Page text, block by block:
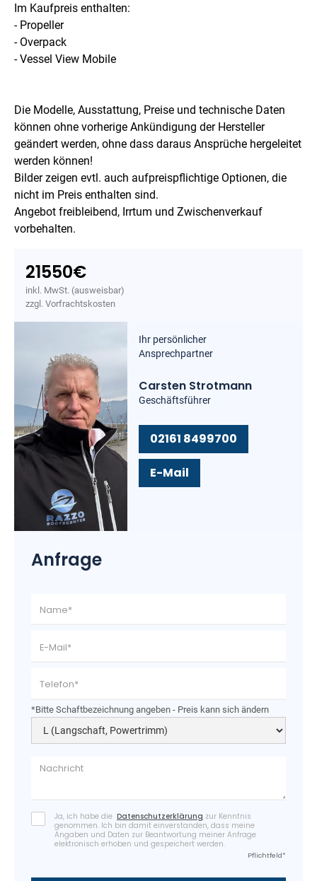
Im Kaufpreis enthalten:
- Propeller
- Overpack
- Vessel View Mobile
Die Modelle, Ausstattung, Preise und technische Daten
können ohne vorherige Ankündigung der Hersteller
geändert werden, ohne dass daraus Ansprüche hergeleitet
werden können!
Bilder zeigen evtl. auch aufpreispflichtige Optionen, die
nicht im Preis enthalten sind.
Angebot freibleibend, Irrtum und Zwischenverkauf
vorbehalten.
21550€
inkl. MwSt. (ausweisbar)
zzgl. Vorfrachtskosten
Ihr persönlicher
Ansprechpartner
Carsten Strotmann
Geschäftsführer
02161 8499700
E-Mail
Anfrage
*Bitte Schaftbezeichnung angeben - Preis kann sich ändern
Ja, ich habe die Datenschutzerklärung zur Kenntnis
genommen. Ich bin damit einverstanden, dass meine
Angaben und Daten zur Beantwortung meiner Anfrage
elektronisch erhoben und gespeichert werden.
Pflichtfeld*